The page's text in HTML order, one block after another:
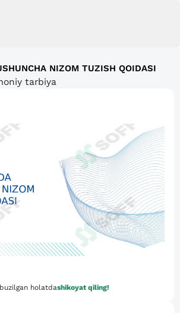
NIZOM TUZISH QOIDASI
tarbiya
holatdashikoyat qiling!